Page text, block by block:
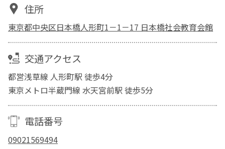
住所
東京都中央区日本橋人形町1－1－17 日本橋社会教育会館
交通アクセス
都営浅草線 人形町駅 徒歩4分
東京メトロ半蔵門線 水天宮前駅 徒歩5分
電話番号
09021569494